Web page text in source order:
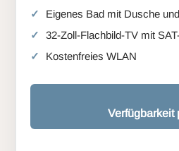
Eigenes Bad mit Dusche
32-Zoll-Flachbild-TV mit
Kostenfreies WLAN
Verfügbarkeit